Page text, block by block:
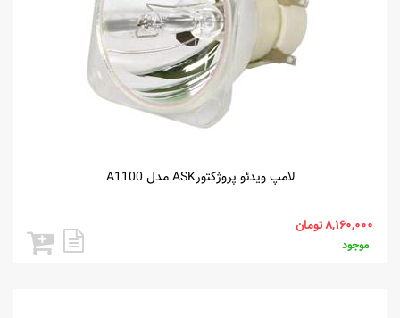
لامپ ویدئو پروژکتورASK مدل A1100
موجود